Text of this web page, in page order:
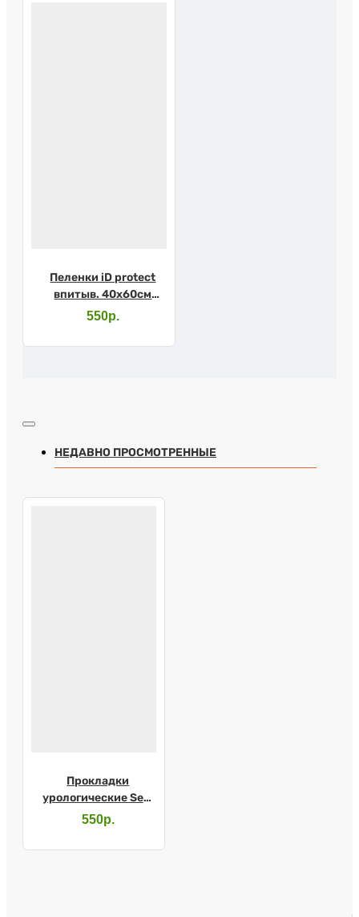
Пеленки iD protect
впитыв. 40х60см
№30
550р.
НЕДАВНО ПРОСМОТРЕННЫЕ
Прокладки
урологические Seni
Lady Mini №20
550р.